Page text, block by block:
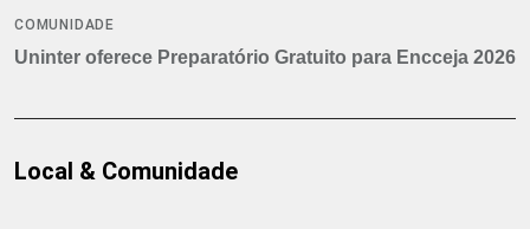
COMUNIDADE
Uninter oferece Preparatório Gratuito para Encceja 2026
Local & Comunidade